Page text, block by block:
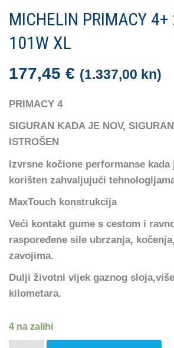
MICHELIN PRIMACY
101W XL
177,45 € (1.337,00 kn)
PRIMACY 4
SIGURAN KADA JE NOV,
ISTROŠEN
Izvrsne kočione performanse kada
korišten zahvaljujući
MaxTouch konstrukcija
Veći kontakt gume s cestom i
raspoređene sile ubrzanja,
zavojima.
Dulji životni vijek gaznog
kilometara.
4 na zalihi